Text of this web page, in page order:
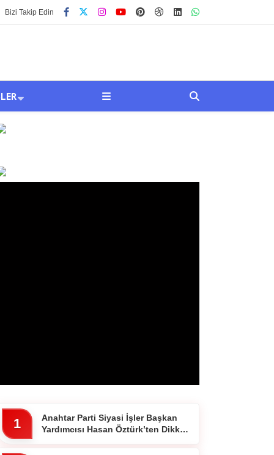
Bizi Takip Edin
1
Anahtar Parti Siyasi İşler Başkan
Yardımcısı Hasan Öztürk’ten Dikkat